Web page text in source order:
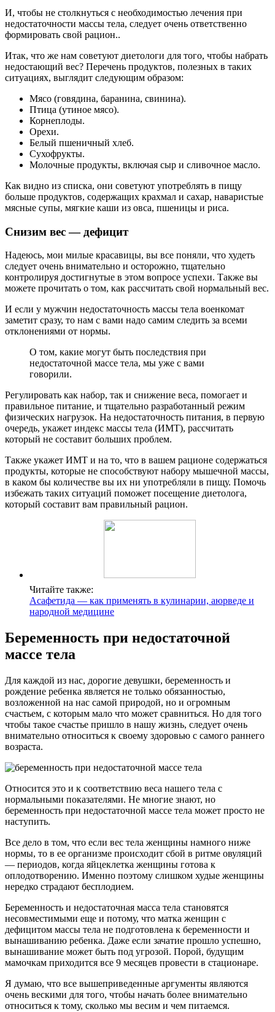
И, чтобы не столкнуться с необходимостью лечения при
недостаточности массы тела, следует очень ответственно
формировать свой рацион..
Итак, что же нам советуют диетологи для того, чтобы набрать
недостающий вес? Перечень продуктов, полезных в таких
ситуациях, выглядит следующим образом:
Мясо (говядина, баранина, свинина).
Птица (утиное мясо).
Корнеплоды.
Орехи.
Белый пшеничный хлеб.
Сухофрукты.
Молочные продукты, включая сыр и сливочное масло.
Как видно из списка, они советуют употреблять в пищу
больше продуктов, содержащих крахмал и сахар, наваристые
мясные супы, мягкие каши из овса, пшеницы и риса.
Снизим вес — дефицит
Надеюсь, мои милые красавицы, вы все поняли, что худеть
следует очень внимательно и осторожно, тщательно
контролируя достигнутые в этом вопросе успехи. Также вы
можете прочитать о том, как рассчитать свой нормальный вес.
И если у мужчин недостаточность массы тела военкомат
заметит сразу, то нам с вами надо самим следить за всеми
отклонениями от нормы.
О том, какие могут быть последствия при
недостаточной массе тела, мы уже с вами
говорили.
Регулировать как набор, так и снижение веса, помогает и
правильное питание, и тщательно разработанный режим
физических нагрузок. На недостаточность питания, в первую
очередь, укажет индекс массы тела (ИМТ), рассчитать
который не составит больших проблем.
Также укажет ИМТ и на то, что в вашем рационе содержаться
продукты, которые не способствуют набору мышечной массы,
в каком бы количестве вы их ни употребляли в пищу. Помочь
избежать таких ситуаций поможет посещение диетолога,
который составит вам правильный рацион.
Читайте также:
Асафетида — как применять в кулинарии, аюрведе и
народной медицине
Беременность при недостаточной
массе тела
Для каждой из нас, дорогие девушки, беременность и
рождение ребенка является не только обязанностью,
возложенной на нас самой природой, но и огромным
счастьем, с которым мало что может сравниться. Но для того
чтобы такое счастье пришло в нашу жизнь, следует очень
внимательно относиться к своему здоровью с самого раннего
возраста.
Относится это и к соответствию веса нашего тела с
нормальными показателями. Не многие знают, но
беременность при недостаточной массе тела может просто не
наступить.
Все дело в том, что если вес тела женщины намного ниже
нормы, то в ее организме происходит сбой в ритме овуляций
— периодов, когда яйцеклетка женщины готова к
оплодотворению. Именно поэтому слишком худые женщины
нередко страдают бесплодием.
Беременность и недостаточная масса тела становятся
несовместимыми еще и потому, что матка женщин с
дефицитом массы тела не подготовлена к беременности и
вынашиванию ребенка. Даже если зачатие прошло успешно,
вынашивание может быть под угрозой. Порой, будущим
мамочкам приходится все 9 месяцев провести в стационаре.
Я думаю, что все вышеприведенные аргументы являются
очень вескими для того, чтобы начать более внимательно
относиться к тому, сколько мы весим и чем питаемся.